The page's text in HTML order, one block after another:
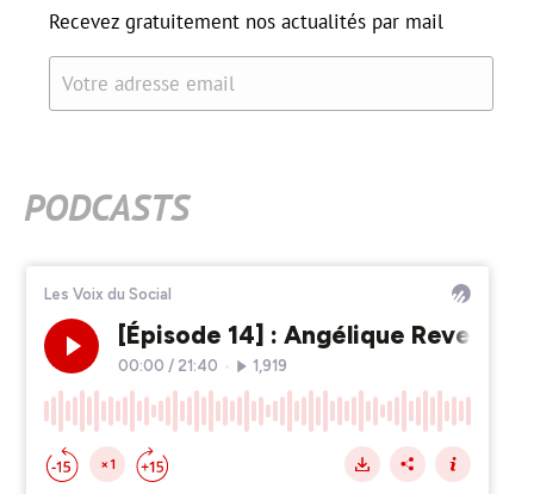
Recevez gratuitement nos actualités par mail
Votre adresse email
PODCASTS